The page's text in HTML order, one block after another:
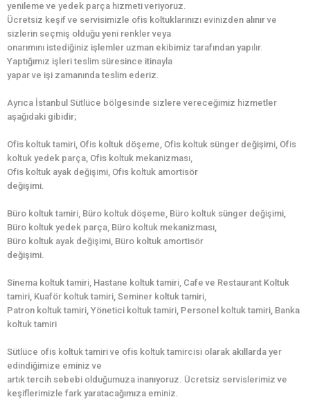
yenileme ve yedek parça hizmeti veriyoruz.
Ücretsiz keşif ve servisimizle ofis koltuklarınızı evinizden alınır ve
sizlerin seçmiş olduğu yeni renkler veya
onarımını istediğiniz işlemler uzman ekibimiz tarafından yapılır.
Yaptığımız işleri teslim süresince itinayla
yapar ve işi zamanında teslim ederiz.
Ayrıca İstanbul Sütlüce bölgesinde sizlere vereceğimiz hizmetler
aşağıdaki gibidir;
Ofis koltuk tamiri, Ofis koltuk döşeme, Ofis koltuk sünger değişimi, Ofis
koltuk yedek parça, Ofis koltuk mekanizması,
Ofis koltuk ayak değişimi, Ofis koltuk amortisör
değişimi.
Büro koltuk tamiri, Büro koltuk döşeme, Büro koltuk sünger değişimi,
Büro koltuk yedek parça, Büro koltuk mekanizması,
Büro koltuk ayak değişimi, Büro koltuk amortisör
değişimi.
Sinema koltuk tamiri, Hastane koltuk tamiri, Cafe ve Restaurant Koltuk
tamiri, Kuaför koltuk tamiri, Seminer koltuk tamiri,
Patron koltuk tamiri, Yönetici koltuk tamiri, Personel koltuk tamiri, Banka
koltuk tamiri
Sütlüce ofis koltuk tamiri ve ofis koltuk tamircisi olarak akıllarda yer
edindiğimize eminiz ve
artık tercih sebebi olduğumuza inanıyoruz. Ücretsiz servislerimiz ve
keşiflerimizle fark yaratacağımıza eminiz.